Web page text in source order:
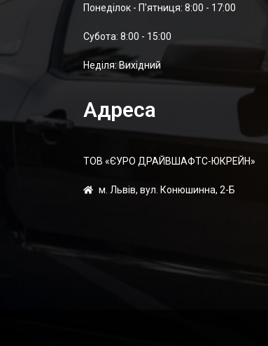
Понеділок - П'ятниця: 8:00 - 17:00
Суботa: 8:00 - 15:00
Неділя: Вихідний
Адреса
ТОВ «ЄУРО ДРАЙВШАФТC-ЮКРЕЙН»
м. Львів, вул. Конюшинна, 2-Б